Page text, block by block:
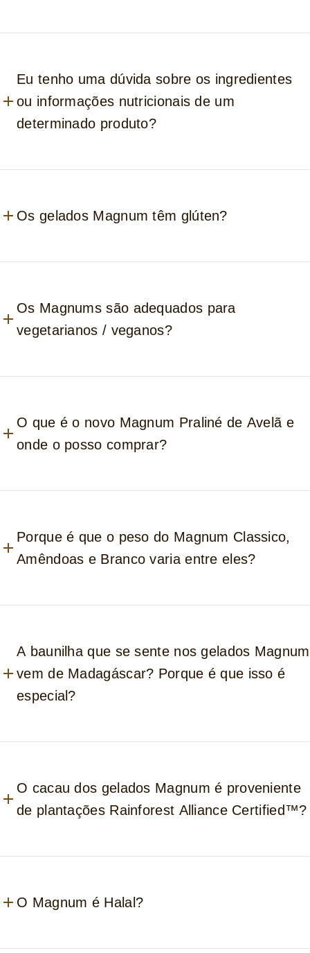
Eu tenho uma dúvida sobre os ingredientes
ou informações nutricionais de um
determinado produto?
Os gelados Magnum têm glúten?
Os Magnums são adequados para
vegetarianos / veganos?
O que é o novo Magnum Praliné de Avelã e
onde o posso comprar?
Porque é que o peso do Magnum Classico,
Amêndoas e Branco varia entre eles?
A baunilha que se sente nos gelados Magnum
vem de Madagáscar? Porque é que isso é
especial?
O cacau dos gelados Magnum é proveniente
de plantações Rainforest Alliance Certified™?
O Magnum é Halal?